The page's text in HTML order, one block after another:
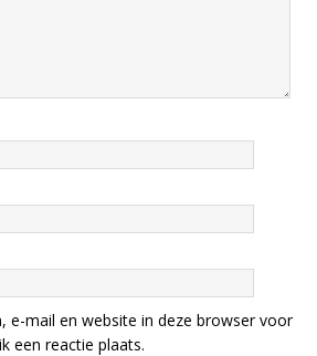
e-mail en website in deze browser voor
een reactie plaats.